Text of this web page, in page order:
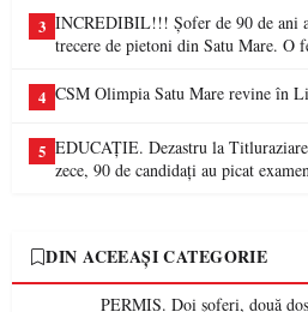
3 INCREDIBIL!!! Șofer de 90 de ani
trecere de pietoni din Satu Mare. O
4 CSM Olimpia Satu Mare revine în
5 EDUCAȚIE. Dezastru la
zece, 90 de candidați au picat
DIN ACEEAȘI CATEGORIE
PERMIS. Doi șoferi, două